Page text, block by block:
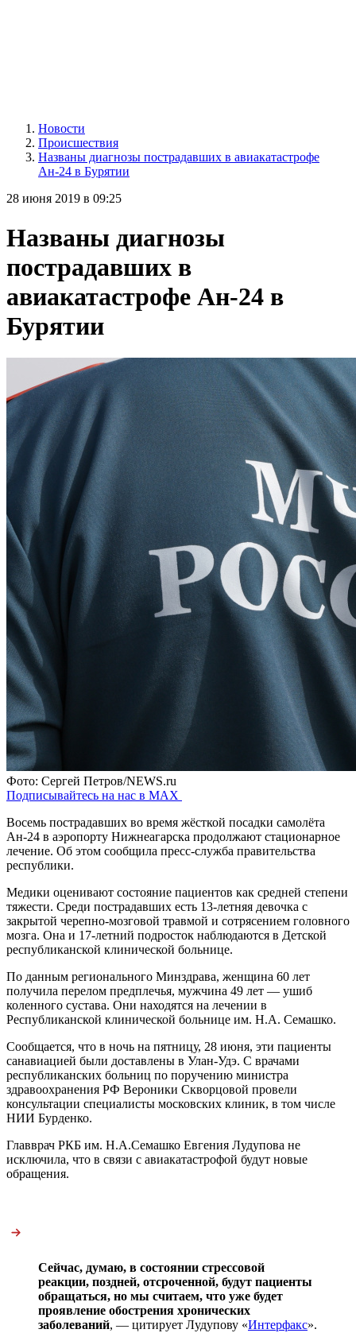
Новости
Происшествия
Названы диагнозы пострадавших в авиакатастрофе
Ан-24 в Бурятии
28 июня 2019 в 09:25
Названы диагнозы
пострадавших в
авиакатастрофе Ан-24 в
Бурятии
Фото: Сергей Петров/NEWS.ru
Подписывайтесь на нас в MAX
Восемь пострадавших во время жёсткой посадки самолёта
Ан-24 в аэропорту Нижнеагарска продолжают стационарное
лечение. Об этом сообщила пресс-служба правительства
республики.
Медики оценивают состояние пациентов как средней степени
тяжести. Среди пострадавших есть 13-летняя девочка с
закрытой черепно-мозговой травмой и сотрясением головного
мозга. Она и 17-летний подросток наблюдаются в Детской
республиканской клинической больнице.
По данным регионального Минздрава, женщина 60 лет
получила перелом предплечья, мужчина 49 лет — ушиб
коленного сустава. Они находятся на лечении в
Республиканской клинической больнице им. Н.А. Семашко.
Сообщается, что в ночь на пятницу, 28 июня, эти пациенты
санавиацией были доставлены в Улан-Удэ. С врачами
республиканских больниц по поручению министра
здравоохранения РФ Вероники Скворцовой провели
консультации специалисты московских клиник, в том числе
НИИ Бурденко.
Главврач РКБ им. Н.А.Семашко Евгения Лудупова не
исключила, что в связи с авиакатастрофой будут новые
обращения.
Сейчас, думаю, в состоянии стрессовой
реакции, поздней, отсроченной, будут пациенты
обращаться, но мы считаем, что уже будет
проявление обострения хронических
заболеваний, — цитирует Лудупову «Интерфакс».